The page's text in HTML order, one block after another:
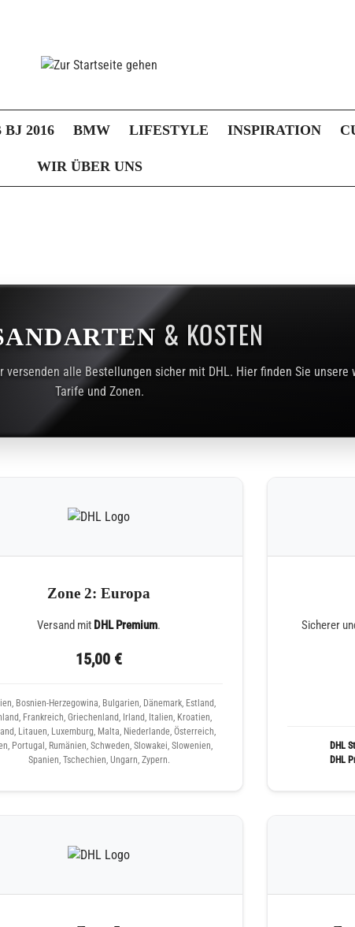
2016 BMW LIFESTYLE INSPIRATION
WIR ÜBER UNS
& KOSTEN
alle Bestellungen sicher mit DHL. Hier finden Sie unsere
Tarife und Zonen.
Zone 2: Europa
Versand mit DHL Premium.
15,00 €
Bosnien-Herzegowina, Bulgarien, Dänemark, Estland,
Frankreich, Griechenland, Irland, Italien, Kroatien,
Litauen, Luxemburg, Malta, Niederlande, Österreich,
Portugal, Rumänien, Schweden, Slowakei, Slowenien,
Spanien, Tschechien, Ungarn, Zypern.
Sicherer
DHL
DHL